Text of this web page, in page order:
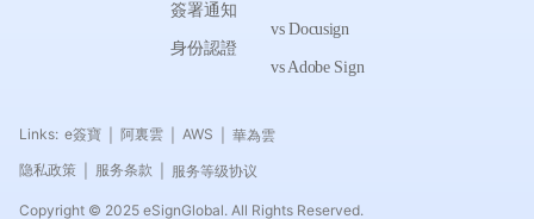
簽署通知
身份認證
vs Docusign
vs Adobe Sign
Links: e簽寶 阿裏雲 AWS
華為雲
隐私政策
服务条款 服务等级协议
Copyright © 2025 eSignGlobal. All Rights Reserved.